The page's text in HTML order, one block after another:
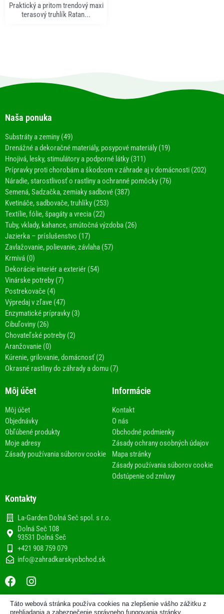
Praktický a pritom trendový maxi
terasový truhlík Ratan...
Naša ponuka
Substráty a zeminy (49)
Drenážné a dekoračné materiály, posypové materiály (19)
Hnojivá, lesky, stimulátory a podporné látky (311)
Prípravky proti chorobám a škodcom v záhrade aj v domácnosti (202)
Náradie, starostlivosť o rastliny a ochranné pomôcky (76)
Semená, Sadzačka, zemiaky sadbové (387)
Kvetináče, sadbovače, truhlíky (253)
Textílie, fólie, špagáty a vrecia (22)
Tuby, vklady, kahance, smútočná výzdoba (26)
Jazierka – príslušenstvo (17)
Zavlažovanie, polievanie, závlaha (57)
Krmivá (0)
Dekorácie interiér a exteriér (54)
Vinárske potreby (7)
Postrekovače (4)
Výpredaj v zľave (47)
Enzymatické prípravky (3)
Cibuľoviny (26)
Chovateľské potreby (2)
Aranžovanie (0)
Kúrenie, grilovanie, domácnosť (2)
Okrasné rastliny do záhrady a domu (7)
Môj účet
Môj účet
Objednávky
Obľúbené produkty
Moje adresy
Zásady používania súborov cookie
Informácie
Kontakt
O nás
Obchodné podmienky
Zásady ochrany osobných údajov
Mapa stránky
Zásady používania súborov cookie
Odstúpenie od zmluvy
Kontakty
La-Garden Dolná Seč spol. s r.o.
Dolná Seč 108
93531 Dolná Seč
+421 908 759 079
info@zahradkarskyobchod.sk
F
a
c
I
n
s
Táto webová stránka používa cookies na zlepšenie vášho zážitku z
prehliadania a zabezpečenie správneho fungovania stránky.